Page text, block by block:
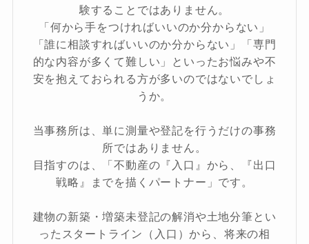
験することではありません。
「何から手をつければいいのか分からない」
「誰に相談すればいいのか分からない」「専門
的な内容が多くて難しい」といったお悩みや不
安を抱えておられる方が多いのではないでしょ
うか。
当事務所は、単に測量や登記を行うだけの事務
所ではありません。
目指すのは、「不動産の『入口』から、『出口
戦略』までを描くパートナー」です。
建物の新築・増築未登記の解消や土地分筆とい
ったスタートライン（入口）から、将来の相